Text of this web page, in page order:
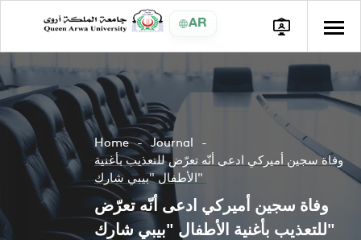
AR
Home
Journal
وفاة سجين أميركي ادعى أنّه تعرّض للتعذيب بأغنية
الأطفال "بيبي شارك"
وفاة سجين أميركي ادعى أنّه تعرّض
للتعذيب بأغنية الأطفال "بيبي شارك"